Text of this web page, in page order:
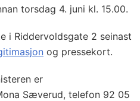
torsdag 4. juni kl. 15.00.
i Riddervoldsgate 2 seinast
og pressekort.
er
Sæverud, telefon 92 05